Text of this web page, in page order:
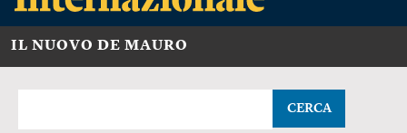
IL NUOVO DE MAURO
CERCA